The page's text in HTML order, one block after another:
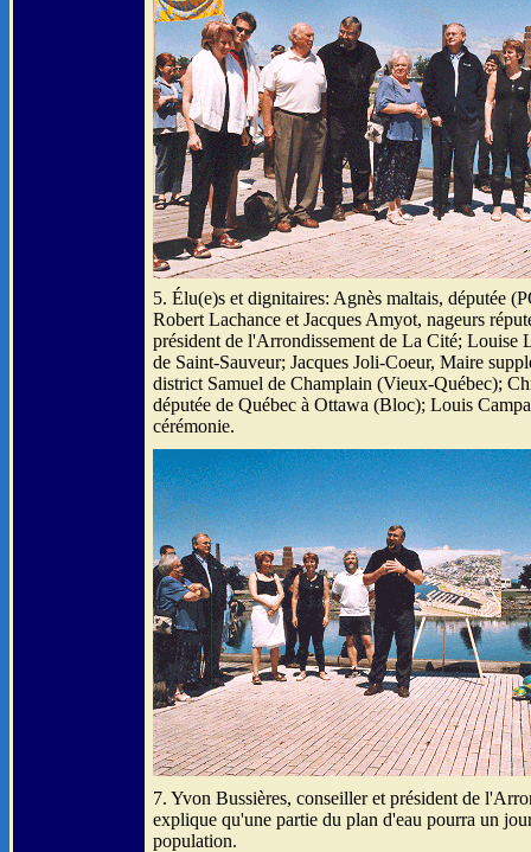
5. Élu(e)s et dignitaires: Agnès maltais, députée
Robert Lachance et Jacques Amyot, nageurs
président de l'Arrondissement de La Cité; Louise
de Saint-Sauveur; Jacques Joli-Coeur, Maire
district Samuel de Champlain (Vieux-Québec);
députée de Québec à Ottawa (Bloc); Louis
cérémonie.
7. Yvon Bussières, conseiller et président de
explique qu'une partie du plan d'eau pourra un
population.